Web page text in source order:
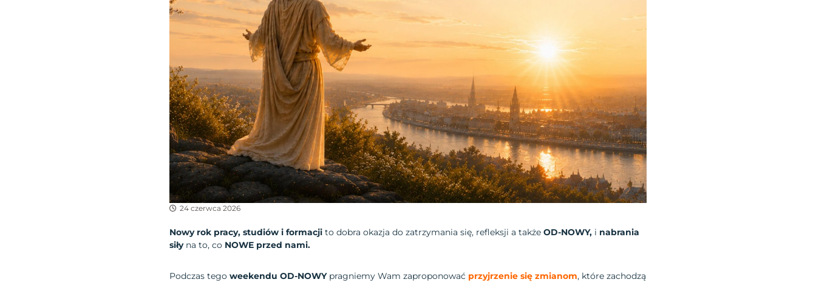
24 czerwca 2026
Nowy rok pracy, studiów i formacji to dobra okazja do zatrzymania się, refleksji a także OD-NOWY, i nabrania
siłyna to, co NOWE przed nami.
Podczas tego weekendu OD-NOWYpragniemy Wam zaproponować przyjrzenie się zmianom, które zachodzą